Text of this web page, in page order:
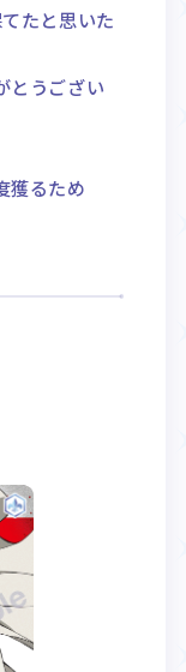
たと思いた
とうござい
獲るため